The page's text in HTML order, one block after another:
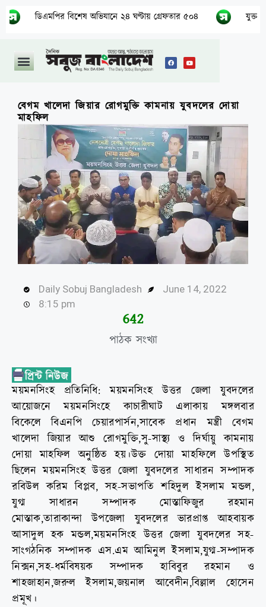
ডিএমপির বিশেষ অভিযানে ২৪ ঘণ্টায় গ্রেফতার ৫০৪ যুক্তরাষ্ট্রে
বেগম খালেদা জিয়ার রোগমুক্তি কামনায় যুবদলের দোয়া
মাহফিল
Daily Sobuj Bangladesh
June 14, 2022
8:15 pm
পাঠক সংখ্যা
644
ময়মনসিংহ প্রতিনিধি: ময়মনসিংহ উত্তর জেলা যুবদলের
আয়োজনে ময়মনসিংহে কাচারীঘাট এলাকায় মঙ্গলবার
বিকেলে বিএনপি চেয়ারপার্সন,সাবেক প্রধান মন্ত্রী বেগম
খালেদা জিয়ার আশু রোগমুক্তি,সু-সাস্থ্য ও দির্ঘায়ু কামনায়
দোয়া মাহফিল অনুষ্ঠিত হয়।উক্ত দোয়া মাহফিলে উপস্থিত
ছিলেন ময়মনসিংহ উত্তর জেলা যুবদলের সাধারন সম্পাদক
রবিউল করিম বিপ্লব, সহ-সভাপতি শহিদুল ইসলাম মন্ডল,
যুগ্ম সাধারন সম্পাদক মোস্তাফিজুর রহমান
মোস্তাক,তারাকান্দা উপজেলা যুবদলের ভারপ্রাপ্ত আহবায়ক
আসাদুল হক মন্ডল,ময়মনসিংহ উত্তর জেলা যুবদলের সহ-
সাংগঠনিক সম্পাদক এস.এম আমিনুল ইসলাম,যুগ্ম-সম্পাদক
নিক্সন,সহ-ধর্মবিষয়ক সম্পাদক হাবিবুর রহমান ও
শাহজাহান,জরুল ইসলাম,জয়নাল আবেদীন,বিল্লাল হোসেন
প্রমূখ।